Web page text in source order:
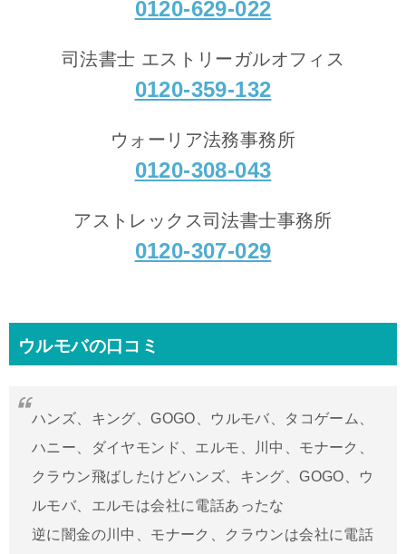
0120-629-022
司法書士 エストリーガルオフィス
0120-359-132
ウォーリア法務事務所
0120-308-043
アストレックス司法書士事務所
0120-307-029
ウルモバの口コミ
ハンズ、キング、GOGO、ウルモバ、タコゲーム、
ハニー、ダイヤモンド、エルモ、川中、モナーク、
クラウン飛ばしたけどハンズ、キング、GOGO、ウ
ルモバ、エルモは会社に電話あったな
逆に闇金の川中、モナーク、クラウンは会社に電話